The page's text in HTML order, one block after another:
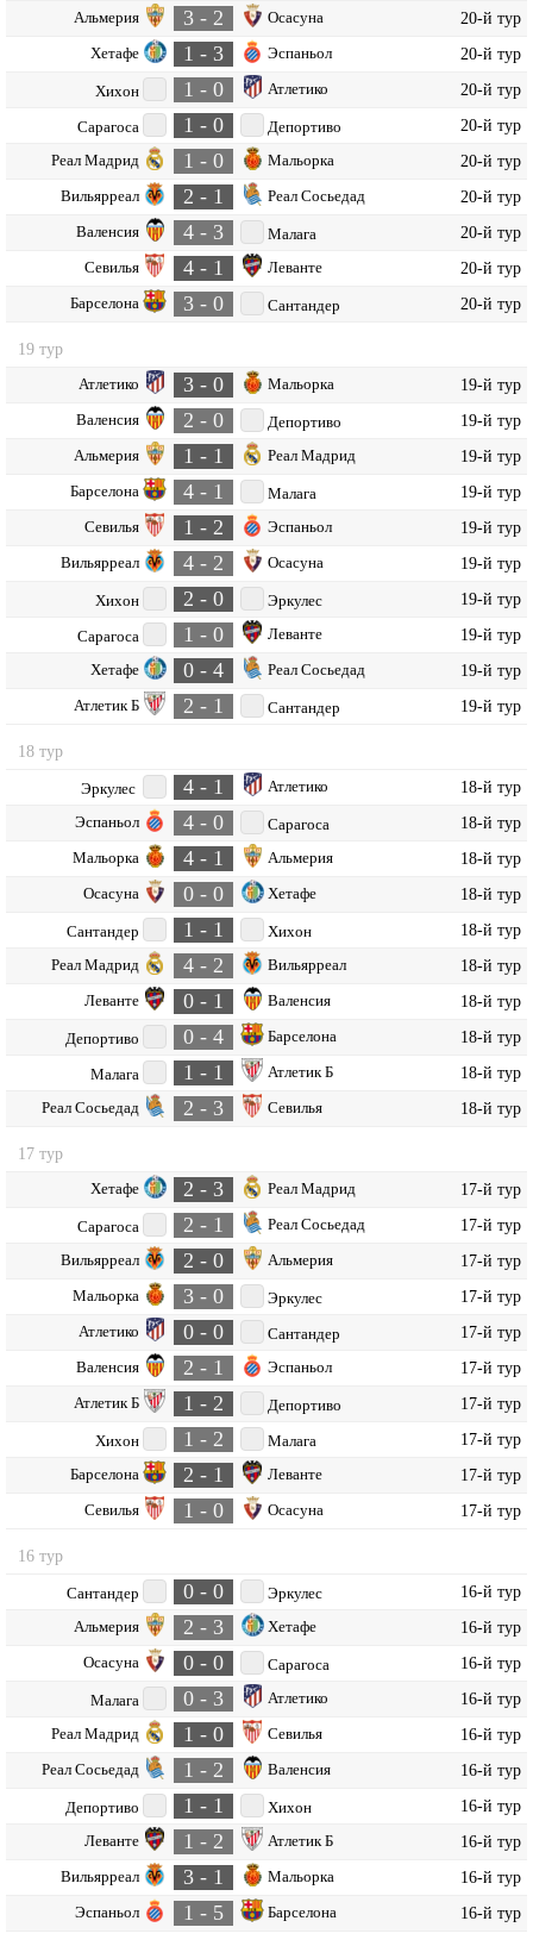
Альмерия 3 - 2 Осасуна 20-й тур
Хетафе 1 - 3 Эспаньол 20-й тур
Хихон 1 - 0 Атлетико 20-й тур
Сарагоса 1 - 0 Депортиво 20-й тур
Реал Мадрид 1 - 0 Мальорка 20-й тур
Вильярреал 2 - 1 Реал Сосьедад 20-й тур
Валенсия 4 - 3 Малага 20-й тур
Севилья 4 - 1 Леванте 20-й тур
Барселона 3 - 0 Сантандер 20-й тур
19 тур
Атлетико 3 - 0 Мальорка 19-й тур
Валенсия 2 - 0 Депортиво 19-й тур
Альмерия 1 - 1 Реал Мадрид 19-й тур
Барселона 4 - 1 Малага 19-й тур
Севилья 1 - 2 Эспаньол 19-й тур
Вильярреал 4 - 2 Осасуна 19-й тур
Хихон 2 - 0 Эркулес 19-й тур
Сарагоса 1 - 0 Леванте 19-й тур
Хетафе 0 - 4 Реал Сосьедад 19-й тур
Атлетик Б 2 - 1 Сантандер 19-й тур
18 тур
Эркулес 4 - 1 Атлетико 18-й тур
Эспаньол 4 - 0 Сарагоса 18-й тур
Мальорка 4 - 1 Альмерия 18-й тур
Осасуна 0 - 0 Хетафе 18-й тур
Сантандер 1 - 1 Хихон 18-й тур
Реал Мадрид 4 - 2 Вильярреал 18-й тур
Леванте 0 - 1 Валенсия 18-й тур
Депортиво 0 - 4 Барселона 18-й тур
Малага 1 - 1 Атлетик Б 18-й тур
Реал Сосьедад 2 - 3 Севилья 18-й тур
17 тур
Хетафе 2 - 3 Реал Мадрид 17-й тур
Сарагоса 2 - 1 Реал Сосьедад 17-й тур
Вильярреал 2 - 0 Альмерия 17-й тур
Мальорка 3 - 0 Эркулес 17-й тур
Атлетико 0 - 0 Сантандер 17-й тур
Валенсия 2 - 1 Эспаньол 17-й тур
Атлетик Б 1 - 2 Депортиво 17-й тур
Хихон 1 - 2 Малага 17-й тур
Барселона 2 - 1 Леванте 17-й тур
Севилья 1 - 0 Осасуна 17-й тур
16 тур
Сантандер 0 - 0 Эркулес 16-й тур
Альмерия 2 - 3 Хетафе 16-й тур
Осасуна 0 - 0 Сарагоса 16-й тур
Малага 0 - 3 Атлетико 16-й тур
Реал Мадрид 1 - 0 Севилья 16-й тур
Реал Сосьедад 1 - 2 Валенсия 16-й тур
Депортиво 1 - 1 Хихон 16-й тур
Леванте 1 - 2 Атлетик Б 16-й тур
Вильярреал 3 - 1 Мальорка 16-й тур
Эспаньол 1 - 5 Барселона 16-й тур